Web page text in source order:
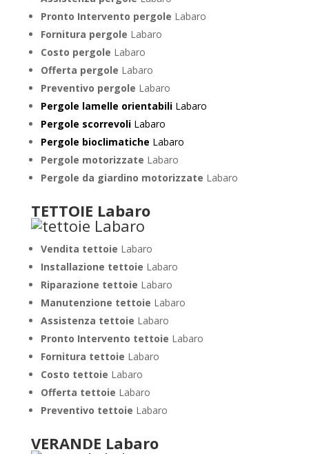
Pronto Intervento pergole Labaro
Fornitura pergole Labaro
Costo pergole Labaro
Offerta pergole Labaro
Preventivo pergole Labaro
Pergole lamelle orientabiliLabaro
Pergole scorrevoliLabaro
Pergole bioclimatiche Labaro
Pergole motorizzate Labaro
Pergole da giardino motorizzate Labaro
TETTOIE Labaro
Vendita tettoie Labaro
Installazione tettoie Labaro
Riparazione tettoie Labaro
Manutenzione tettoie Labaro
Assistenza tettoie Labaro
Pronto Intervento tettoie Labaro
Fornitura tettoie Labaro
Costo tettoie Labaro
Offerta tettoie Labaro
Preventivo tettoie Labaro
VERANDE Labaro